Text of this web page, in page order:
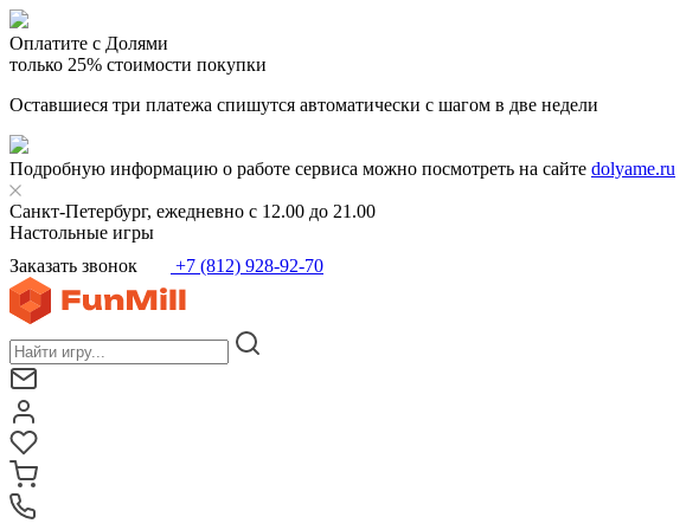
Оплатите с Долями
только 25% стоимости покупки
Оставшиеся три платежа спишутся автоматически с шагом в две недели
Подробную информацию о работе сервиса можно посмотреть на сайте dolyame.ru
Санкт-Петербург, ежедневно с 12.00 до 21.00
Настольные игры
Заказать звонок
+7 (812) 928-92-70